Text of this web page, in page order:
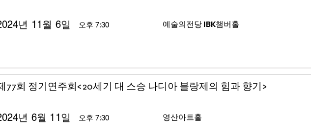
오후 7:30
년 11월 6일 예술의전당 IBK챔버홀
77회 정기연주회<20세기 대 스승 나디아 블랑제의 힘과 향기>
오후 7:30
년 6월 11일 영산아트홀